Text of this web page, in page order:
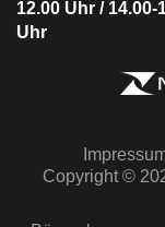
12.00 Uhr / 14.00-
Uhr
Copyright ©